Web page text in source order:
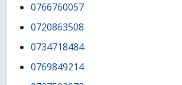
0766760057
0720863508
0734718484
0769849214